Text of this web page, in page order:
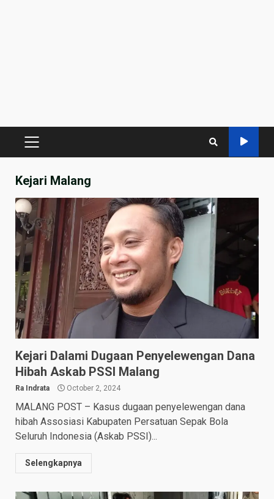
PRIMARY
Kejari Malang
Kejari Dalami Dugaan Penyelewengan Dana
Hibah Askab PSSI Malang
Ra Indrata October 2, 2024
MALANG POST – Kasus dugaan penyelewengan dana
hibah Assosiasi Kabupaten Persatuan Sepak Bola
Seluruh Indonesia (Askab PSSI)...
Selengkapnya